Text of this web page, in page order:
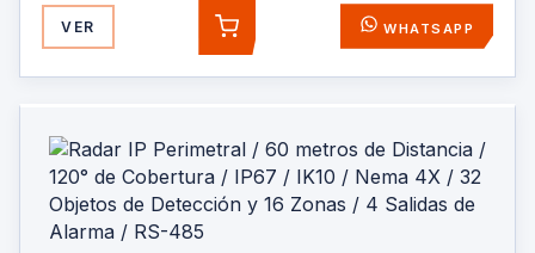
VER AGREGAR WHATSAPP